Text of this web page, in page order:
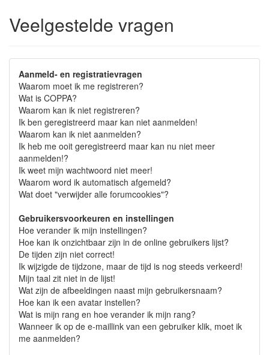
Veelgestelde vragen
Aanmeld- en registratievragen
Waarom moet ik me registreren?
Wat is COPPA?
Waarom kan ik niet registreren?
Ik ben geregistreerd maar kan niet aanmelden!
Waarom kan ik niet aanmelden?
Ik heb me ooit geregistreerd maar kan nu niet meer
aanmelden!?
Ik weet mijn wachtwoord niet meer!
Waarom word ik automatisch afgemeld?
Wat doet "verwijder alle forumcookies"?
Gebruikersvoorkeuren en instellingen
Hoe verander ik mijn instellingen?
Hoe kan ik onzichtbaar zijn in de online gebruikers lijst?
De tijden zijn niet correct!
Ik wijzigde de tijdzone, maar de tijd is nog steeds verkeerd!
Mijn taal zit niet in de lijst!
Wat zijn de afbeeldingen naast mijn gebruikersnaam?
Hoe kan ik een avatar instellen?
Wat is mijn rang en hoe verander ik mijn rang?
Wanneer ik op de e-maillink van een gebruiker klik, moet ik
me aanmelden?